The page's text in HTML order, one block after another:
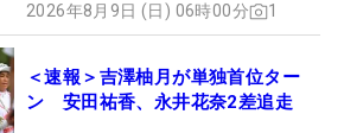
2026年8月9日 (日) 06時00分 1
＜速報＞吉澤柚月が単独首位ター
ン 安田祐香、永井花奈2差追走